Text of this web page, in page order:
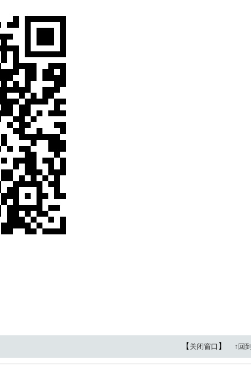
【 关闭窗口 】 ↑回